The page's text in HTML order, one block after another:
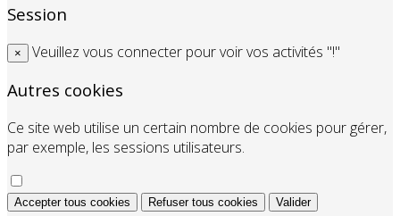
Session
× Veuillez vous connecter pour voir vos activités "!"
Autres cookies
Ce site web utilise un certain nombre de cookies pour gérer,
par exemple, les sessions utilisateurs.
Accepter tous cookies Refuser tous cookies Valider